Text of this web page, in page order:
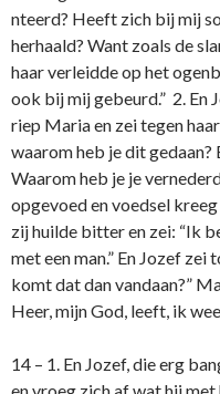
nteerd? Heeft zich bij mij
herhaald? Want zoals de
haar verleidde op het
ook bij mij gebeurd.” 2. En
riep Maria en zei tegen
waarom heb je dit gedaan?
Waarom heb je je
opgevoed en voedsel
zij huilde bitter en zei: “Ik
met een man.” En Jozef zei
komt dat dan vandaan?”
Heer, mijn God, leeft, ik
14 – 1. En Jozef, die erg